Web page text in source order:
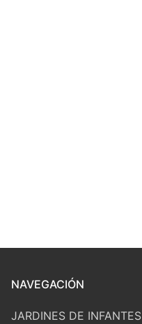
NAVEGACIÓN
JARDINES DE INFANTES